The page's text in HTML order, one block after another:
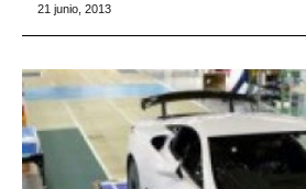
21 junio, 2013